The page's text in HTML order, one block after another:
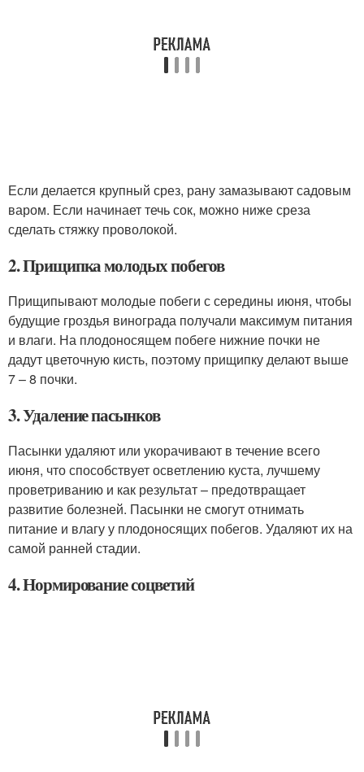
Если делается крупный срез, рану замазывают садовым
варом. Если начинает течь сок, можно ниже среза
сделать стяжку проволокой.
2. Прищипка молодых побегов
Прищипывают молодые побеги с середины июня, чтобы
будущие гроздья винограда получали максимум питания
и влаги. На плодоносящем побеге нижние почки не
дадут цветочную кисть, поэтому прищипку делают выше
7 – 8 почки.
3. Удаление пасынков
Пасынки удаляют или укорачивают в течение всего
июня, что способствует осветлению куста, лучшему
проветриванию и как результат – предотвращает
развитие болезней. Пасынки не смогут отнимать
питание и влагу у плодоносящих побегов. Удаляют их на
самой ранней стадии.
4. Нормирование соцветий